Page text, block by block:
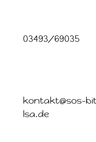
03493/69035
kontakt@sos-
lsa.de